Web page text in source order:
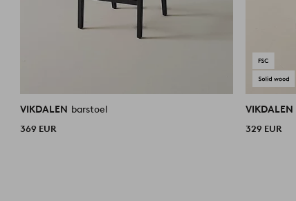
VIKDALEN barstoel
369 EUR
VIKDALEN
329 EUR